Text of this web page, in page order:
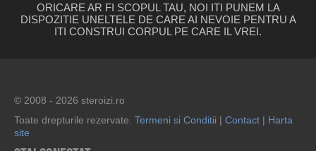
ORICARE AR FI SCOPUL TAU, NOI ITI PUNEM LA
DISPOZITIE UNELTELE DE CARE AI NEVOIE PENTRU A
ITI CONSTRUI CORPUL PE CARE IL VREI.
© 2008 - 2026 steroizi.ro
Toate drepturile rezervate. Termeni si Conditii | Contact | Harta
site